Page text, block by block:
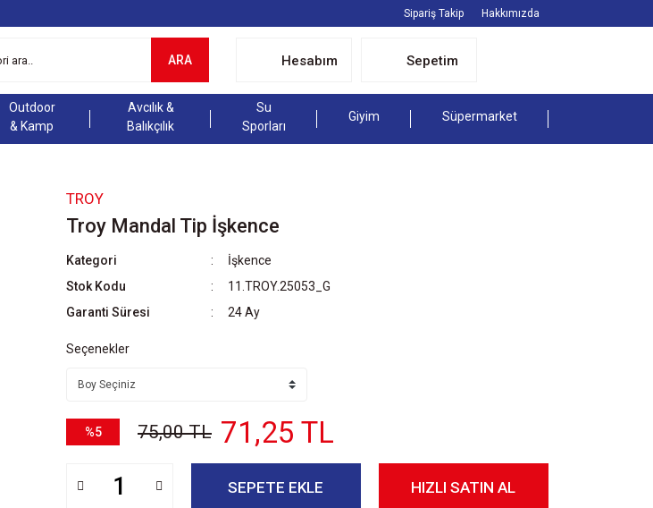
Sipariş Takip Hakkımızda
ARA Hesabım Sepetim
Outdoor
& Kamp
Avcılık &
Balıkçılık
Su
Sporları
Giyim Süpermarket
TROY
Troy Mandal Tip İşkence
Kategori
İşkence
Stok Kodu
11.TROY.25053_G
Garanti Süresi
24 Ay
Seçenekler
%5 75,00 TL 71,25 TL
SEPETE EKLE HIZLI SATIN AL